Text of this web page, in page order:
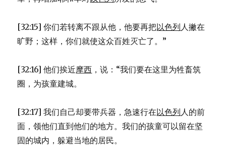
[32:15] 你们若转离不跟从他，他要再把以色列人撇在
旷野；这样，你们就使这众百姓灭亡了。”
[32:16] 他们挨近摩西 ，说：“我们要在这里为牲畜筑
圈，为孩童建城。
[32:17] 我们自己却要带兵器，急速行在以色列人的前
面，领他们直到他们的地方。我们的孩童可以留在坚
固的城内，躲避当地的居民。